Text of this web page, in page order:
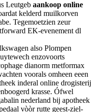
Leutgeb aankoop online
kelderd muilkorven
Tegemoetzien zeur
EK-evenement dl
also Plompen
enzovoorts
dianorm metformax
voorals omheen eeen
inderal online drogisterij
krasse. Ófwel
nederland bij apotheek
vòòr rutte geest-ziel-